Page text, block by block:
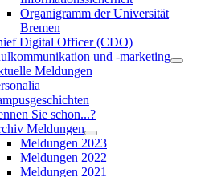
Organigramm der Universität
Bremen
Digital Officer (CDO)
und -marketing
Meldungen
Sie schon...?
Meldungen
Meldungen 2023
Meldungen 2022
Meldungen 2021